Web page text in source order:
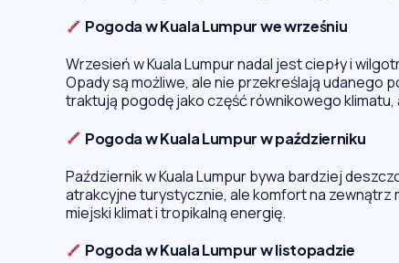
Pogoda w Kuala Lumpur we wrześniu
Wrzesień w Kuala Lumpur nadal jest ciepły i
Opady są możliwe, ale nie przekreślają udanego
traktują pogodę jako część równikowego klimatu,
Pogoda w Kuala Lumpur w październiku
Październik w Kuala Lumpur bywa bardziej
atrakcyjne turystycznie, ale komfort na zewnątrz
miejski klimat i tropikalną energię.
Pogoda w Kuala Lumpur w listopadzie